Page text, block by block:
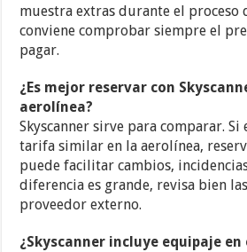
muestra extras durante el proceso
conviene comprobar siempre el
pagar.
¿Es mejor reservar con
aerolínea?
Skyscanner sirve para comparar. Si
tarifa similar en la aerolínea,
puede facilitar cambios,
diferencia es grande, revisa bien
proveedor externo.
¿Skyscanner incluye equipaje en